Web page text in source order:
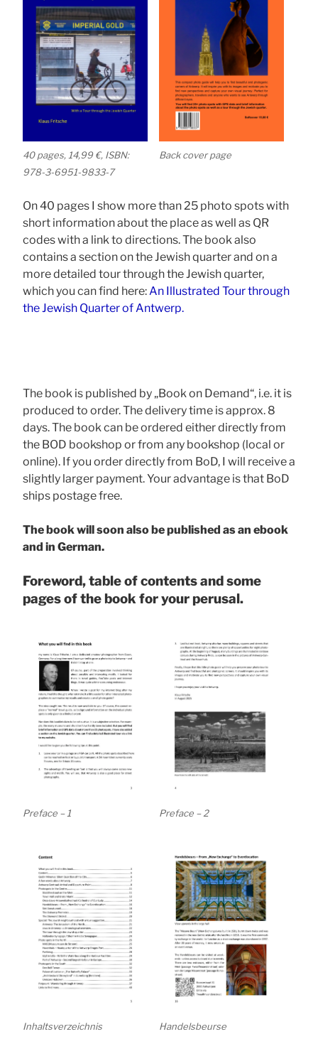
40 pages, 14,99 €, ISBN:
978-3-6951-9833-7
Back cover page
On 40 pages I show more than 25 photo spots with
short information about the place as well as QR
codes with a link to directions. The book also
contains a section on the Jewish quarter and on a
more detailed tour through the Jewish quarter,
which you can find here:An Illustrated Tour through
the Jewish Quarter of Antwerp.
The book is published by „Book on Demand“, i.e. it is
produced to order. The delivery time is approx. 8
days. The book can be ordered either directly from
the BOD bookshop or from any bookshop (local or
online). If you order directly from BoD, I will receive a
slightly larger payment. Your advantage is that BoD
ships postage free.
The book will soon also be published as an ebook
and in German.
Foreword, table of contents and some
pages of the book for your perusal.
Preface – 1 Preface – 2
Inhaltsverzeichnis Handelsbeurse